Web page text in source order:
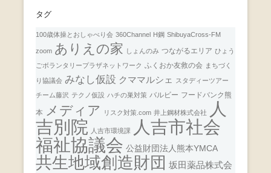
タグ
100歳体操とおしゃべり会 360Channel H鋼 ShibuyaCross-FM
zoom ありえの家 しょんのみ つながるエリア ひょう
ごボランタリープラザネットワーク ふくおか友救の会 まちづく
り協議会 みなし仮設 クママルシェ
スタディーツアー
チーム藤沢 テクノ仮設 ハチの巣対策 バルビー フードバンク熊
本 メディア リスク対策.com 井上鋼材株式会社
人
吉別院
人吉市環境課
人吉市社会
福祉協議会 公益財団法人熊本YMCA
共生地域創造財団 坂田薬品株式会